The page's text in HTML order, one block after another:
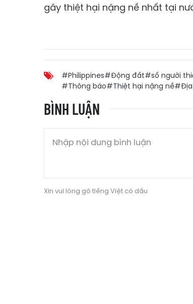
gây thiệt hại nặng nề nhất tại
#Philippines#Động đất#số người
#Thông báo#Thiệt hại nặng nề
BÌNH LUẬN
Xin vui lòng gõ tiếng Việt có dấu